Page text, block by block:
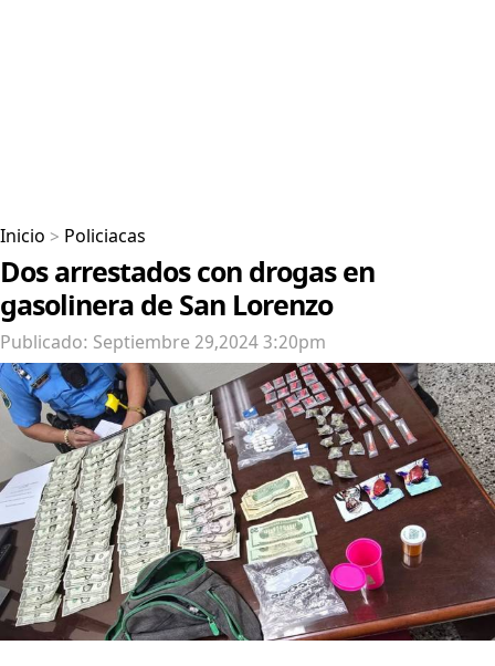
Inicio > Policiacas
Dos arrestados con drogas en
gasolinera de San Lorenzo
Publicado: Septiembre 29,2024 3:20pm